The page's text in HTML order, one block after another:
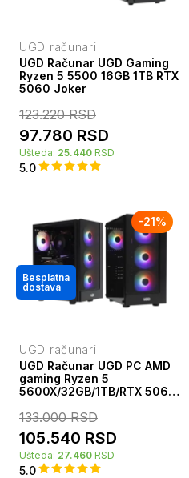
UGD računari
UGD Računar UGD Gaming
Ryzen 5 5500 16GB 1TB RTX
5060 Joker
5.0
123.220RSD
97.780 RSD
Ušteda: 25.440 RSD
-21%
Besplatna
dostava
UGD računari
UGD Računar UGD PC AMD
gaming Ryzen 5
5600X/32GB/1TB/RTX 5060
5.0
133.000RSD
105.540 RSD
Ušteda: 27.460 RSD